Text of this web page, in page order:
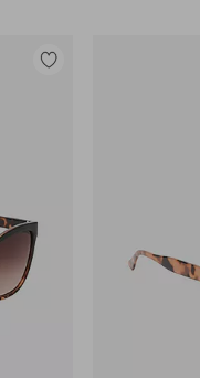
Lisää